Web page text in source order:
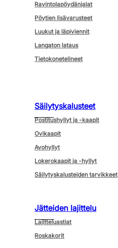
Ravintolapöydänjalat
Pöytien lisävarusteet
Luukut ja läpiviennit
Langaton lataus
Tietokonetelineet
Säilytyskalusteet
Postitushyllyt ja -kaapit
Ovikaapit
Avohyllyt
Lokerokaapit ja -hyllyt
Säilytyskalusteiden tarvikkeet
Jätteiden lajittelu
Lajitteluastiat
Roskakorit